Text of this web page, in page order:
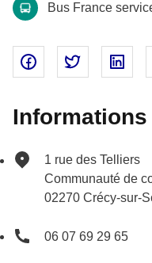
Bus France
Partager surPartager
1 rue des Telliers
Communauté de
02270 Crécy-sur-
06 07 69 29 65